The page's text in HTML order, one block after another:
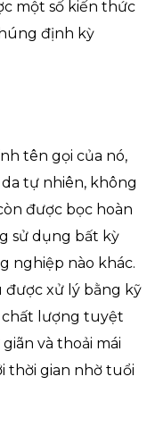
một số kiến thức
định kỳ
tên gọi của nó,
tự nhiên, không
được bọc hoàn
sử dụng bất kỳ
nghiệp nào khác.
được xử lý bằng kỹ
chất lượng tuyệt
và thoải mái
thời gian nhờ tuổi